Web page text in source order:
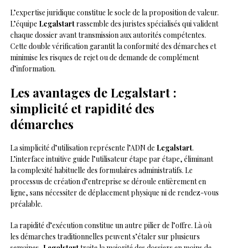
L’expertise juridique constitue le socle de la proposition de valeur.
L’équipe Legalstartrassemble des juristes spécialisés qui valident
chaque dossier avant transmission aux autorités compétentes.
Cette double vérification garantit la conformité des démarches et
minimise les risques de rejet ou de demande de complément
d’information.
Les avantages de Legalstart :
simplicité et rapidité des
démarches
La simplicité d’utilisation représente l’ADN de Legalstart.
L’interface intuitive guide l’utilisateur étape par étape, éliminant
la complexité habituelle des formulaires administratifs. Le
processus de création d’entreprise se déroule entièrement en
ligne, sans nécessiter de déplacement physique ni de rendez-vous
préalable.
La rapidité d’exécution constitue un autre pilier de l’offre. Là où
les démarches traditionnelles peuvent s’étaler sur plusieurs